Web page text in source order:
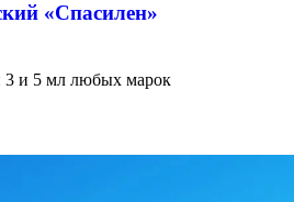
«Спасилен»
и 5 мл любых марок